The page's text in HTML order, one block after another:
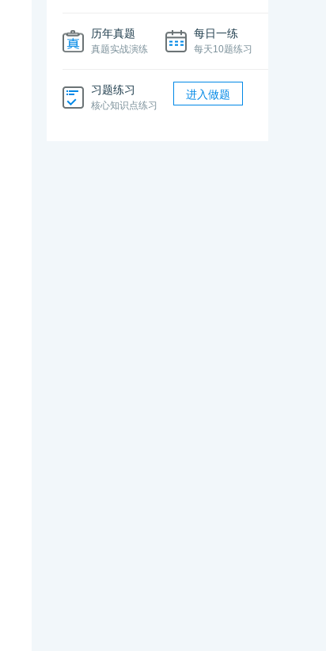
历年真题
真题实战演练
每日一练
每天10题练习
习题练习
核心知识点练习
进入做题